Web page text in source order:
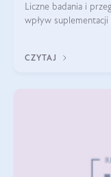
Liczne badania i
wpływ
CZYTAJ